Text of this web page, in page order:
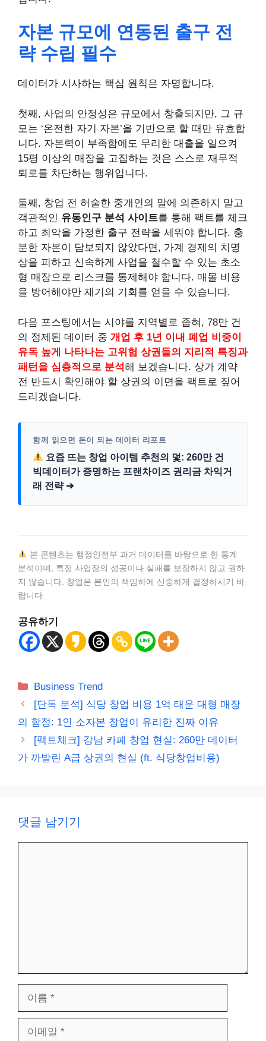
자본 규모에 연동된 출구 전
략 수립 필수
데이터가 시사하는 핵심 원칙은 자명합니다.
첫째, 사업의 안정성은 규모에서 창출되지만, 그 규
모는 ‘온전한 자기 자본’을 기반으로 할 때만 유효합
니다. 자본력이 부족함에도 무리한 대출을 일으켜
15평 이상의 매장을 고집하는 것은 스스로 재무적
퇴로를 차단하는 행위입니다.
둘째, 창업 전 허술한 중개인의 말에 의존하지 말고
객관적인 유동인구 분석 사이트를 통해 팩트를 체크
하고 최악을 가정한 출구 전략을 세워야 합니다. 충
분한 자본이 담보되지 않았다면, 가계 경제의 치명
상을 피하고 신속하게 사업을 철수할 수 있는 초소
형 매장으로 리스크를 통제해야 합니다. 매몰 비용
을 방어해야만 재기의 기회를 얻을 수 있습니다.
다음 포스팅에서는 시야를 지역별로 좁혀, 78만 건
의 정제된 데이터 중 개업 후 1년 이내 폐업 비중이
유독 높게 나타나는 고위험 상권들의 지리적 특징과
패턴을 심층적으로 분석해 보겠습니다. 상가 계약
전 반드시 확인해야 할 상권의 이면을 팩트로 짚어
드리겠습니다.
함께 읽으면 돈이 되는 데이터 리포트
요즘 뜨는 창업 아이템 추천의 덫: 260만 건
빅데이터가 증명하는 프랜차이즈 권리금 차익거
래 전략 ➔
본 콘텐츠는 행정안전부 과거 데이터를 바탕으로 한 통계
분석이며, 특정 사업장의 성공이나 실패를 보장하지 않고 권하
지 않습니다. 창업은 본인의 책임하에 신중하게 결정하시기 바
랍니다.
공유하기
카
테
리
Business Trend
[단독 분석] 식당 창업 비용 1억 태운 대형 매장
의 함정: 1인 소자본 창업이 유리한 진짜 이유
[팩트체크] 강남 카페 창업 현실: 260만 데이터
가 까발린 A급 상권의 현실 (ft. 식당창업비용)
댓글 남기기